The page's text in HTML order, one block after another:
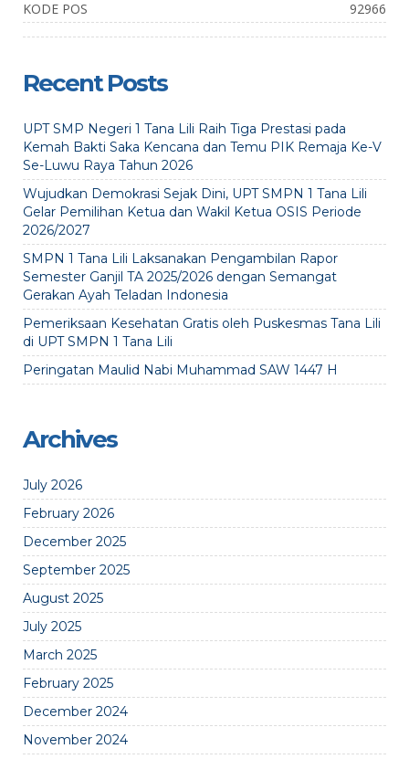
KODE POS
92966
Recent Posts
UPT SMP Negeri 1 Tana Lili Raih Tiga Prestasi pada
Kemah Bakti Saka Kencana dan Temu PIK Remaja Ke-V
Se-Luwu Raya Tahun 2026
Wujudkan Demokrasi Sejak Dini, UPT SMPN 1 Tana Lili
Gelar Pemilihan Ketua dan Wakil Ketua OSIS Periode
2026/2027
SMPN 1 Tana Lili Laksanakan Pengambilan Rapor
Semester Ganjil TA 2025/2026 dengan Semangat
Gerakan Ayah Teladan Indonesia
Pemeriksaan Kesehatan Gratis oleh Puskesmas Tana Lili
di UPT SMPN 1 Tana Lili
Peringatan Maulid Nabi Muhammad SAW 1447 H
Archives
July 2026
February 2026
December 2025
September 2025
August 2025
July 2025
March 2025
February 2025
December 2024
November 2024